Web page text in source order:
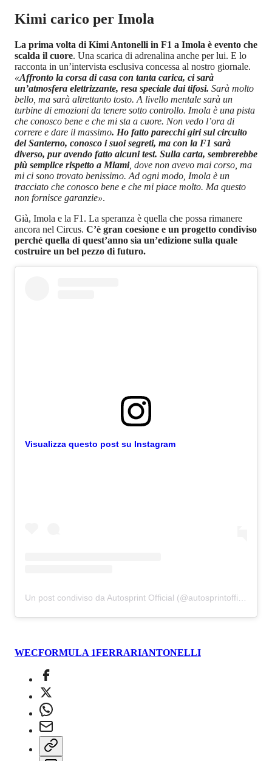
Kimi carico per Imola
La prima volta di Kimi Antonelli in F1 a Imola è evento che
scalda il cuore. Una scarica di adrenalina anche per lui. E lo
racconta in un’intervista esclusiva concessa al nostro giornale.
«Affronto la corsa di casa con tanta carica, ci sarà
un’atmosfera elettrizzante, resa speciale dai tifosi. Sarà molto
bello, ma sarà altrettanto tosto. A livello mentale sarà un
turbine di emozioni da tenere sotto controllo. Imola è una pista
che conosco bene e che mi sta a cuore. Non vedo l’ora di
correre e dare il massimo. Ho fatto parecchi giri sul circuito
del Santerno, conosco i suoi segreti, ma con la F1 sarà
diverso, pur avendo fatto alcuni test. Sulla carta, sembrerebbe
più semplice rispetto a Miami, dove non avevo mai corso, ma
mi ci sono trovato benissimo. Ad ogni modo, Imola è un
tracciato che conosco bene e che mi piace molto. Ma questo
non fornisce garanzie».
Già, Imola e la F1. La speranza è quella che possa rimanere
ancora nel Circus. C’è gran coesione e un progetto condiviso
perché quella di quest’anno sia un’edizione sulla quale
costruire un bel pezzo di futuro.
Visualizza questo post su Instagram
WECFORMULA 1FERRARIANTONELLI